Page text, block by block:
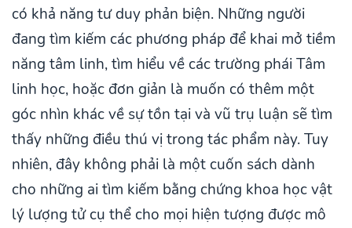
có khả năng tư duy phản biện. Những người
đang tìm kiếm các phương pháp để khai mở tiềm
năng tâm linh, tìm hiểu về các trường phái Tâm
linh học, hoặc đơn giản là muốn có thêm một
góc nhìn khác về sự tồn tại và vũ trụ luận sẽ tìm
thấy những điều thú vị trong tác phẩm này. Tuy
nhiên, đây không phải là một cuốn sách dành
cho những ai tìm kiếm bằng chứng khoa học vật
lý lượng tử cụ thể cho mọi hiện tượng được mô